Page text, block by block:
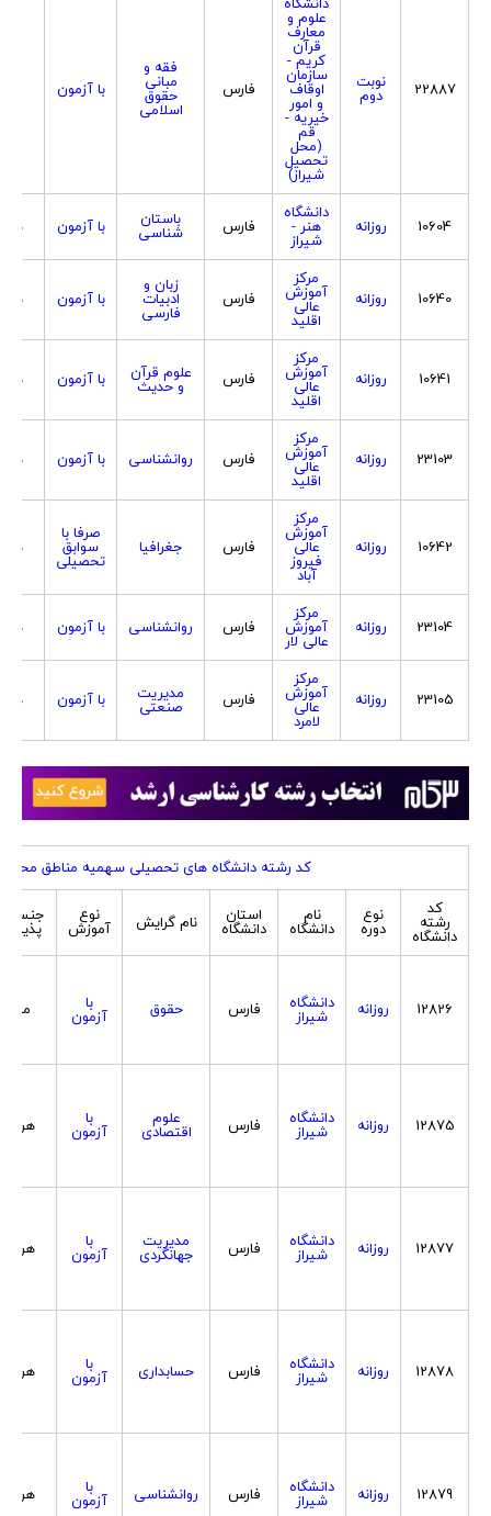
22887 نوبت
دوم
علوم و
معارف
قرآن
کریم -
سازمان
اوقاف
و امور
خیریه -
قم
(محل
تحصیل
شیراز)
فارس
فقه و
مبانی
حقوق
اسلامی
با آزمون
10604 روزانه
دانشگاه
هنر -
شیراز
فارس باستان
شناسی با آزمون
10640 روزانه
مرکز
آموزش
عالی
اقلید
فارس
زبان و
ادبیات
فارسی
با آزمون
10641 روزانه
مرکز
آموزش
عالی
اقلید
فارس علوم قرآن
و حدیث با آزمون
23103 روزانه
مرکز
آموزش
عالی
اقلید
فارس روانشناسی با آزمون
10642 روزانه
مرکز
آموزش
عالی
فیروز
آباد
فارس جغرافیا
صرفا با
سوابق
تحصیلی
23104 روزانه
مرکز
آموزش
عالی لار
فارس روانشناسی با آزمون
23105 روزانه
مرکز
آموزش
عالی
لامرد
فارس مدیریت
صنعتی با آزمون
کد رشته دانشگاه های تحصیلی سهمیه مناطق
کد
رشته
دانشگاه
نوع
دوره
نام
دانشگاه
استان
دانشگاه نام گرایش نوع
آموزش پذیرش
12826 روزانه دانشگاه
شیراز فارس حقوق با
آزمون مرد
12875 روزانه دانشگاه
شیراز فارس علوم
اقتصادی
با
آزمون هردو
12877 روزانه دانشگاه
شیراز فارس مدیریت
جهانگردی
با
آزمون هردو
12878 روزانه دانشگاه
شیراز فارس حسابداری با
آزمون هردو
12879 روزانه دانشگاه
شیراز فارس روانشناسی با
آزمون هردو